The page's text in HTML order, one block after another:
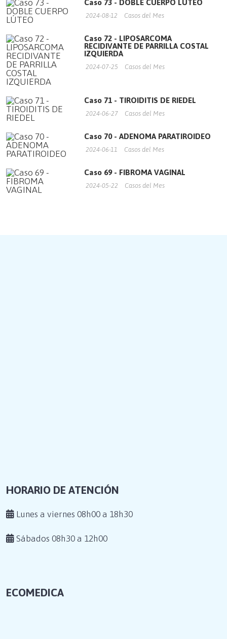
Caso 73 - DOBLE CUERPO LÚTEO
2024-08-12 Casos del Mes
Caso 72 - LIPOSARCOMA
RECIDIVANTE DE PARRILLA COSTAL
IZQUIERDA
2024-07-25 Casos del Mes
Caso 71 - TIROIDITIS DE RIEDEL
2024-06-27 Casos del Mes
Caso 70 - ADENOMA PARATIROIDEO
2024-06-11 Casos del Mes
Caso 69 - FIBROMA VAGINAL
2024-05-22 Casos del Mes
HORARIO DE ATENCIÓN
Lunes a viernes 08h00 a 18h30
Sábados 08h30 a 12h00
ECOMEDICA